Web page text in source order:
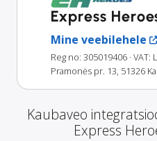
Express
Mine veebilehele
Reg no: 305019406 ·
Pramonės pr. 13, 51326
Kaubaveo
Express